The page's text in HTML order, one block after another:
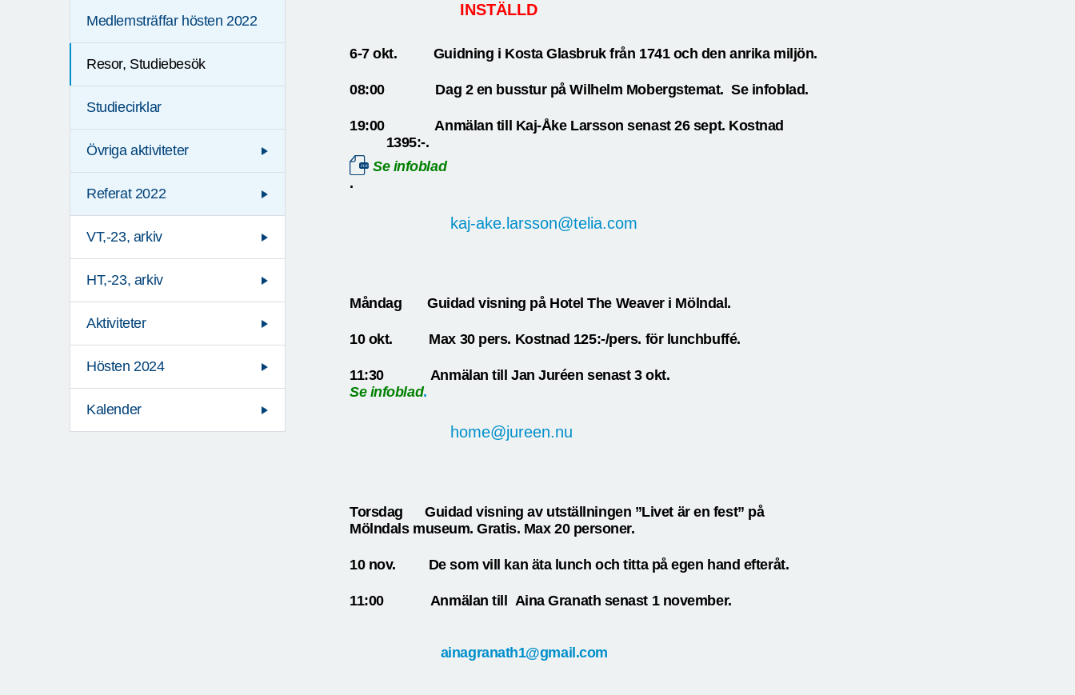
Medlemsträffar hösten 2022
Resor, Studiebesök
Studiecirklar
Övriga aktiviteter
Referat 2022
VT,-23, arkiv
HT,-23, arkiv
Aktiviteter
Hösten 2024
Kalender
INSTÄLLD
6-7 okt. Guidning i Kosta Glasbruk från 1741 och den anrika miljön.
08:00 Dag 2 en busstur på Wilhelm Mobergstemat. Se infoblad.
19:00Anmälan till Kaj-Åke Larsson senast 26 sept. Kostnad
1395:-.
Se infoblad
.
kaj-ake.larsson@telia.com
Måndag Guidad visning på Hotel The Weaver i Mölndal.
10 okt. Max 30 pers. Kostnad 125:-/pers. för lunchbuffé.
11:30
Anmälan till Jan Juréen senast 3 okt.
Se infoblad.
home@jureen.nu
Torsdag Guidad visning av utställningen ”Livet är en fest” på
Mölndals museum. Gratis. Max 20 personer.
10 nov. De som vill kan äta lunch och titta på egen hand efteråt.
11:00Anmälan till Aina Granath senast 1 november.
ainagranath1@gmail.com